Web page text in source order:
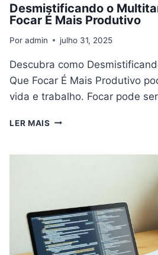
Desmistificando o
Focar É Mais Produtivo
Por admin julho 31, 2025
Descubra como
Que Focar É Mais Produtivo
vida e trabalho. Focar pode
LER MAIS DESMISTIFICANDO
POR
MAIS
PRODUTIVO